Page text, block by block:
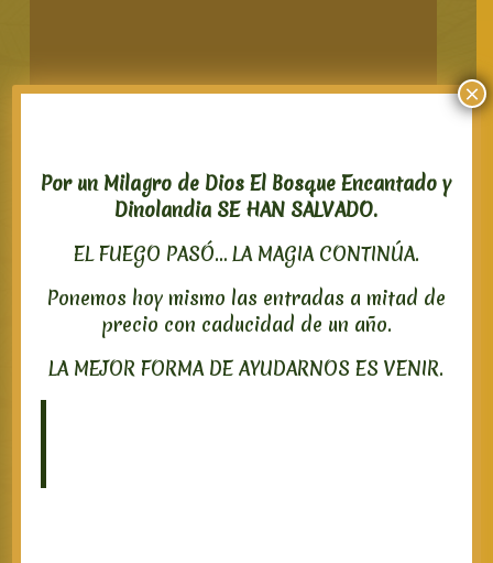
Por un Milagro de Dios El Bosque Encantado y
Dinolandia SE HAN SALVADO.
EL FUEGO PASÓ… LA MAGIA CONTINÚA.
Ponemos hoy mismo las entradas a mitad de
precio con caducidad de un año.
LA MEJOR FORMA DE AYUDARNOS ES VENIR.
×